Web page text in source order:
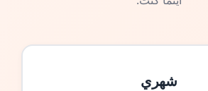
شهري